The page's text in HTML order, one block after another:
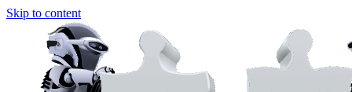
Skip to content